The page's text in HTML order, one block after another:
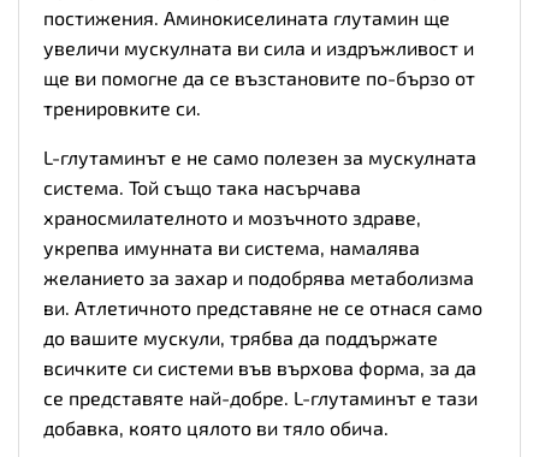
постижения. Аминокиселината глутамин ще
увеличи мускулната ви сила и издръжливост и
ще ви помогне да се възстановите по-бързо от
тренировките си.
L-глутаминът е не само полезен за мускулната
система. Той също така насърчава
храносмилателното и мозъчното здраве,
укрепва имунната ви система, намалява
желанието за захар и подобрява метаболизма
ви. Атлетичното представяне не се отнася само
до вашите мускули, трябва да поддържате
всичките си системи във върхова форма, за да
се представяте най-добре. L-глутаминът е тази
добавка, която цялото ви тяло обича.